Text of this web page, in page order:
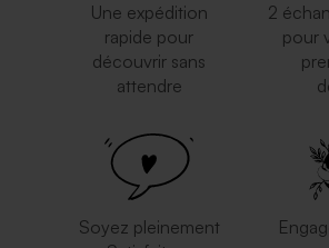
Une expédition
rapide pour
découvrir sans
attendre
2
pour
Soyez pleinement